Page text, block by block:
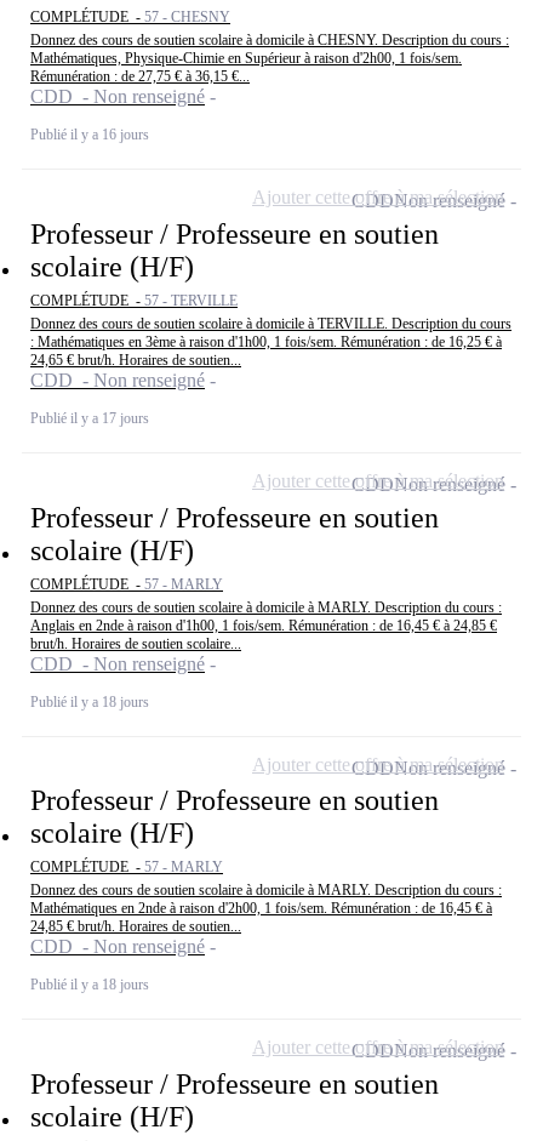
COMPLÉTUDE - 57 - CHESNY
Donnez des cours de soutien scolaire à domicile à CHESNY. Description du cours :
Mathématiques, Physique-Chimie en Supérieur à raison d'2h00, 1 fois/sem.
Rémunération : de 27,75 € à 36,15 €...
CDD - Non renseigné
Publié il y a 16 jours
Professeur / Professeure en soutien
scolaire (H/F)
COMPLÉTUDE - 57 - TERVILLE
Donnez des cours de soutien scolaire à domicile à TERVILLE. Description du cours
: Mathématiques en 3ème à raison d'1h00, 1 fois/sem. Rémunération : de 16,25 € à
24,65 € brut/h. Horaires de soutien...
CDD - Non renseigné
Publié il y a 17 jours
CDDNon renseigné
Ajouter cette offre à ma sélection
Professeur / Professeure en soutien
scolaire (H/F)
COMPLÉTUDE - 57 - MARLY
Donnez des cours de soutien scolaire à domicile à MARLY. Description du cours :
Anglais en 2nde à raison d'1h00, 1 fois/sem. Rémunération : de 16,45 € à 24,85 €
brut/h. Horaires de soutien scolaire...
CDD - Non renseigné
Publié il y a 18 jours
CDDNon renseigné
Ajouter cette offre à ma sélection
Professeur / Professeure en soutien
scolaire (H/F)
COMPLÉTUDE - 57 - MARLY
Donnez des cours de soutien scolaire à domicile à MARLY. Description du cours :
Mathématiques en 2nde à raison d'2h00, 1 fois/sem. Rémunération : de 16,45 € à
24,85 € brut/h. Horaires de soutien...
CDD - Non renseigné
Publié il y a 18 jours
CDDNon renseigné
Ajouter cette offre à ma sélection
Professeur / Professeure en soutien
scolaire (H/F)
CDDNon renseigné
Ajouter cette offre à ma sélection